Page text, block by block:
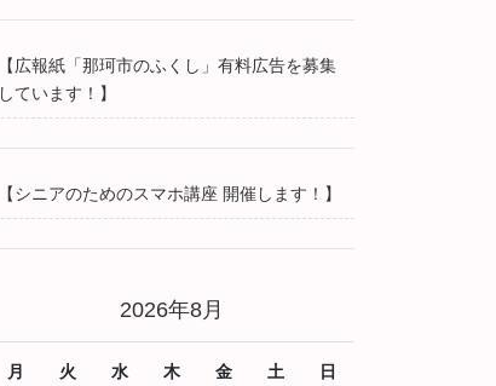
【広報紙「那珂市のふくし」有料広告を募集
しています！】
【シニアのためのスマホ講座 開催します！】
2026年8月
月 火 水 木 金 土 日